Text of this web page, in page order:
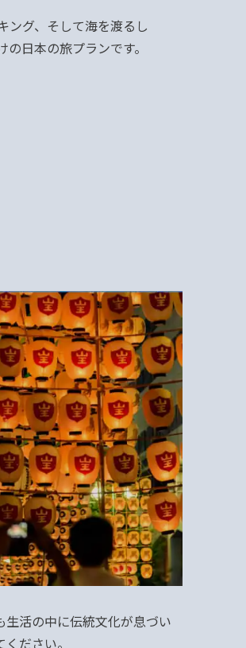
ング、そして海を渡るし
日本の旅プランです。
活の中に伝統文化が息づい
ださい。